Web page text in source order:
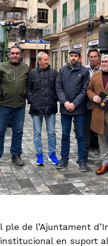
l ple de l’Ajuntament
institucional en suport